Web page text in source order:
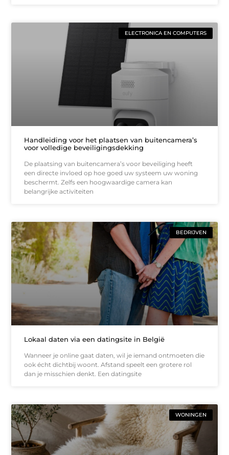
ELECTRONICA EN COMPUTERS
Handleiding voor het plaatsen van buitencamera’s
voor volledige beveiligingsdekking
De plaatsing van buitencamera’s voor beveiliging heeft
een directe invloed op hoe goed uw systeem uw woning
beschermt. Zelfs een hoogwaardige camera kan
belangrijke activiteiten
BEDRIJVEN
Lokaal daten via een datingsite in België
Wanneer je online gaat daten, wil je iemand ontmoeten die
ook écht dichtbij woont. Afstand speelt een grotere rol
dan je misschien denkt. Een datingsite
WONINGEN